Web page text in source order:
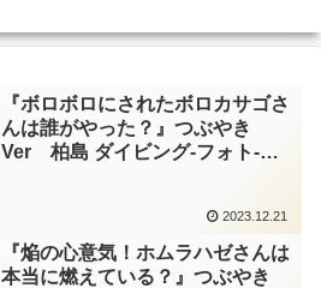
『ボロボロにされたボロカサゴさ
んは誰がやった？』つぶやき
Ver 柏島 ダイビング‐フォト‐
2023.12.21
『焔の心意気！ホムラハゼさんは
本当に燃えている？』つぶやき